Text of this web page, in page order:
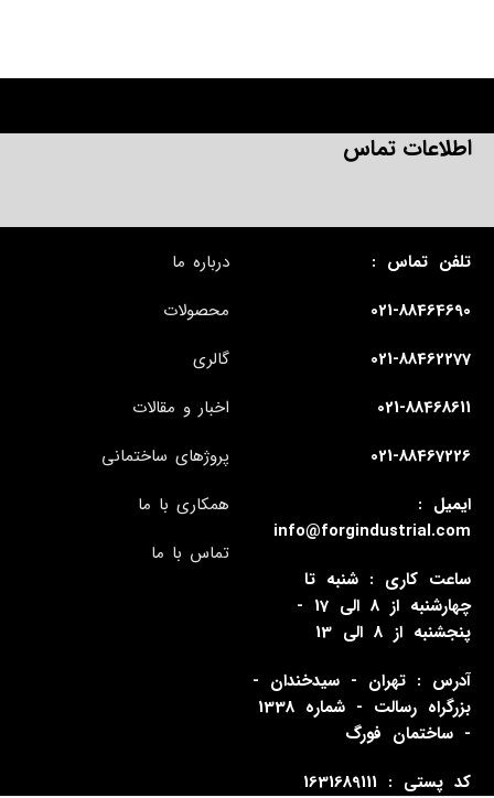
اطلاعات تماس
تلفن تماس :
021-88464690
021-88462277
021-88468611
021-88467226
ایمیل :
info@forgindustrial.com
ساعت کاری : شنبه تا
چهارشنبه از 8 الی 17 -
پنجشنبه از 8 الی 13
آدرس : تهران - سیدخندان -
بزرگراه رسالت - شماره 1338
- ساختمان فورگ
کد پستی : 1631689111
درباره ما
محصولات
گالری
اخبار و مقالات
پروژهای ساختمانی
همکاری با ما
تماس با ما